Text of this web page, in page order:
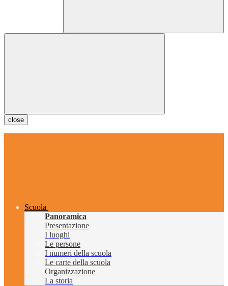
close
Scuola
Panoramica
Presentazione
I luoghi
Le persone
I numeri della scuola
Le carte della scuola
Organizzazione
La storia